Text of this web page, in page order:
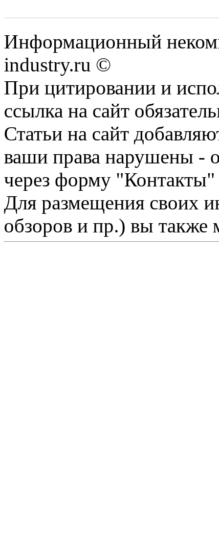
Информационный
industry.ru ©
При цитировании и
ссылка на сайт
Статьи на сайт
ваши права нарушены -
через форму "Контакты"
Для размещения своих
обзоров и пр.) вы также